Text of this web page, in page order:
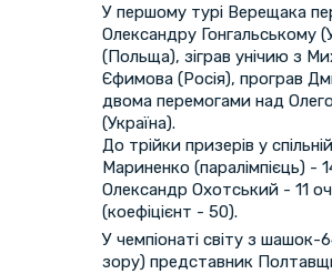
У першому турі Верещака
Олександру Гонгальському
(Польща), зіграв унічию з
Єфимова (Росія), програв
двома перемогами над
(Україна).
До трійки призерів у
Мариненко (паралімпієць) -
Олександр Охотський - 11
(коефіцієнт - 50).
У чемпіонаті світу з шашок-
зору) представник